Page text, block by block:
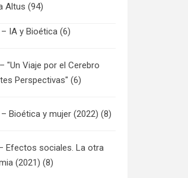
Altus (94)
IA y Bioética (6)
"Un Viaje por el Cerebro
Perspectivas" (6)
Bioética y mujer (2022) (8)
Efectos sociales. La otra
(2021) (8)